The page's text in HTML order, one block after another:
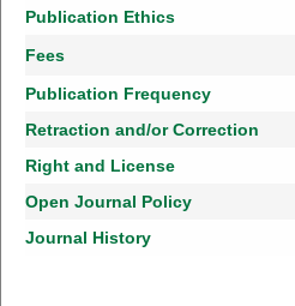
Publication Ethics
Fees
Publication Frequency
Retraction and/or Correction
Right and License
Open Journal Policy
Journal History